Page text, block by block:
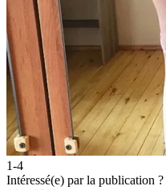
1-4
Intéressé(e) par la publication ?